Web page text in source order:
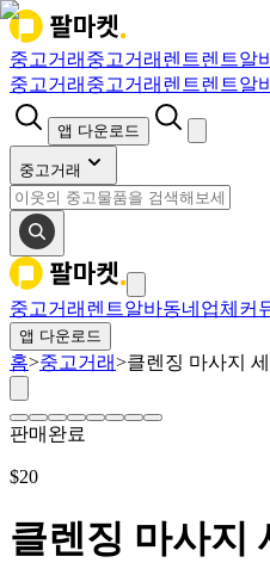
중고거래 중고거래 렌트렌트알
중고거래 중고거래 렌트렌트알
앱 다운로드
중고거래
중고거래 렌트알바동네업체 커
앱 다운로드
홈>중고거래>클렌징 마사지
판매완료
$20
클렌징 마사지